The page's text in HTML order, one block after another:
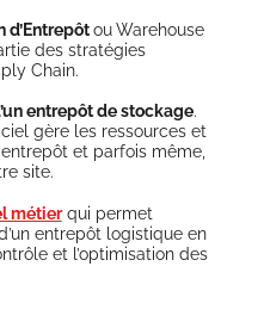
d’Entrepôtou Ware­house
des stra­té­gies
Chain.
entre­pôt de sto­ckage.
gère les res­sources et
et par­fois même,
site.
métierqui per­met
entre­pôt logis­tique en
et l’op­ti­mi­sa­tion des